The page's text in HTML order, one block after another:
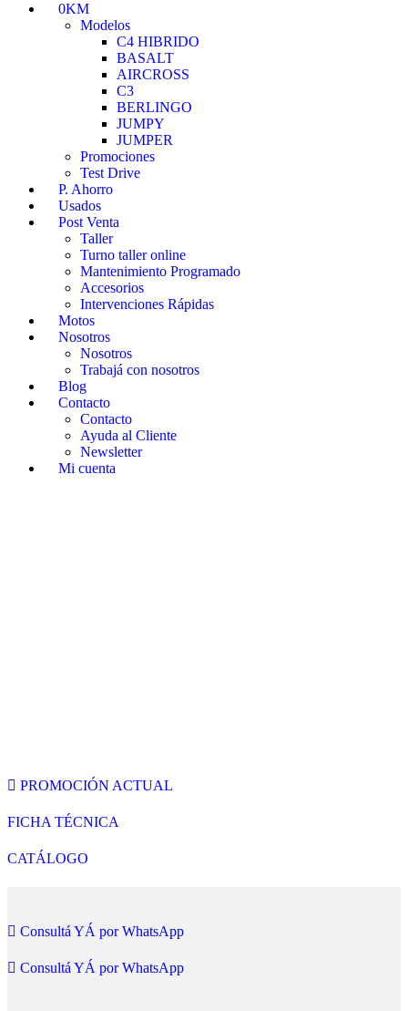
0KM
Modelos
C4 HIBRIDO
BASALT
AIRCROSS
C3
BERLINGO
JUMPY
JUMPER
Promociones
Test Drive
P. Ahorro
Usados
Post Venta
Taller
Turno taller online
Mantenimiento Programado
Accesorios
Intervenciones Rápidas
Motos
Nosotros
Nosotros
Trabajá con nosotros
Blog
Contacto
Contacto
Ayuda al Cliente
Newsletter
Mi cuenta
PROMOCIÓN ACTUAL
FICHA TÉCNICA
CATÁLOGO
Consultá YÁ por WhatsApp
Consultá YÁ por WhatsApp